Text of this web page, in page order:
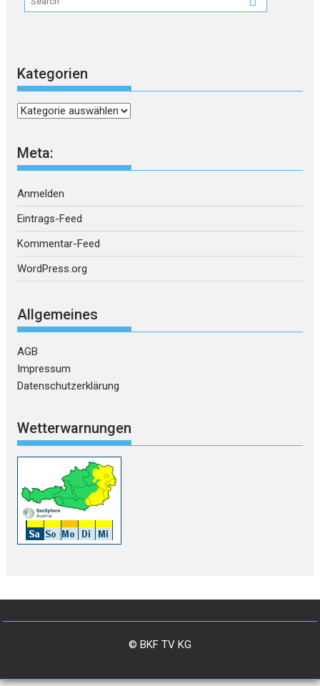
Kategorien
Kategorien
Meta:
Anmelden
Eintrags-Feed
Kommentar-Feed
WordPress.org
Allgemeines
AGB
Impressum
Datenschutzerklärung
Wetterwarnungen
© BKF TV KG